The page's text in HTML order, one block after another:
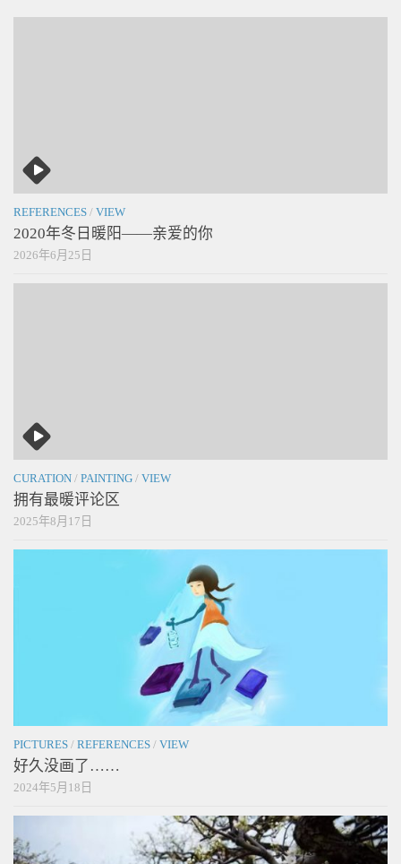
REFERENCES / VIEW
2020年冬日暖阳——亲爱的你
2026年6月25日
CURATION / PAINTING / VIEW
拥有最暖评论区
2025年8月17日
PICTURES / REFERENCES / VIEW
好久没画了……
2024年5月18日